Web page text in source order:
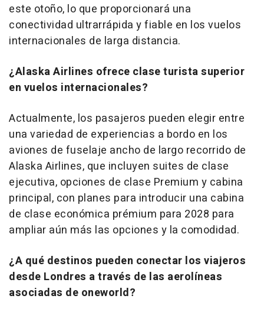
este otoño, lo que proporcionará una
conectividad ultrarrápida y fiable en los vuelos
internacionales de larga distancia.
¿Alaska Airlines ofrece clase turista superior
en vuelos internacionales?
Actualmente, los pasajeros pueden elegir entre
una variedad de experiencias a bordo en los
aviones de fuselaje ancho de largo recorrido de
Alaska Airlines, que incluyen suites de clase
ejecutiva, opciones de clase Premium y cabina
principal, con planes para introducir una cabina
de clase económica prémium para 2028 para
ampliar aún más las opciones y la comodidad.
¿A qué destinos pueden conectar los viajeros
desde Londres a través de las aerolíneas
asociadas de oneworld?